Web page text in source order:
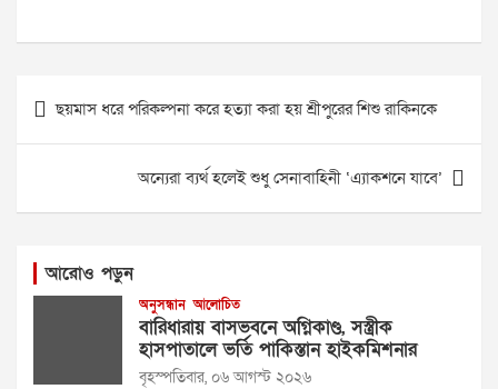
Post
navigation
ছয়মাস ধরে পরিকল্পনা করে হত্যা করা হয় শ্রীপুরের শিশু রাকিনকে
অন্যেরা ব্যর্থ হলেই শুধু সেনাবাহিনী ‘এ্যাকশনে যাবে’
আরোও পড়ুন
অনুসন্ধান আলোচিত
বারিধারায় বাসভবনে অগ্নিকাণ্ড, সস্ত্রীক
হাসপাতালে ভর্তি পাকিস্তান হাইকমিশনার
বৃহস্পতিবার, ০৬ আগস্ট ২০২৬